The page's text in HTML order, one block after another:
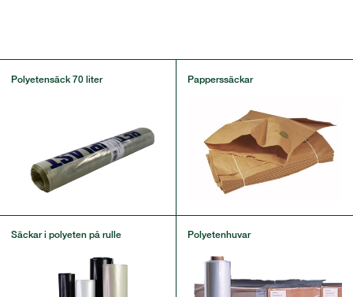
Polyetensäck 70 liter Papperssäckar
Säckar i polyeten på rulle Polyetenhuvar